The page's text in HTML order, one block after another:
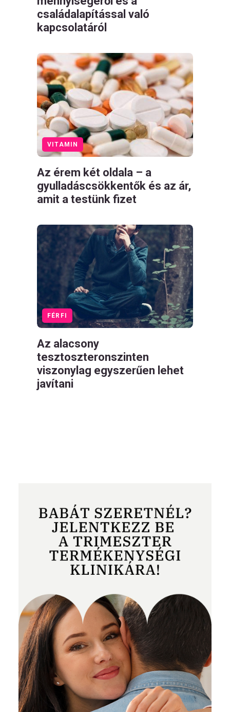
családalapítással való
kapcsolatáról
VITAMIN
Az érem két oldala – a
gyulladáscsökkentők és az ár,
amit a testünk fizet
FÉRFI
Az alacsony
tesztoszteronszinten
viszonylag egyszerűen lehet
javítani